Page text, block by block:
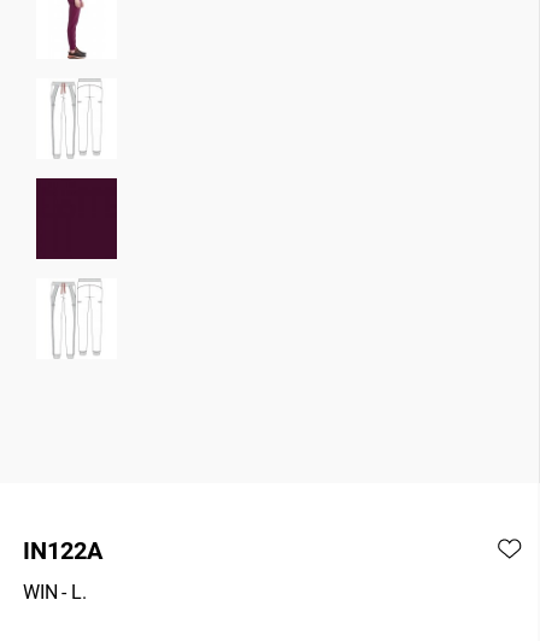
IN122A
WIN - L.